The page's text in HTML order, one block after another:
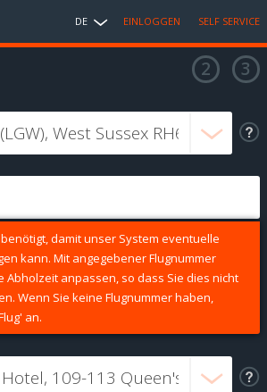
DE EINLOGGEN SELF SERVICE
damit unser System eventuelle
kann. Mit angegebener Flugnummer
Abholzeit anpassen, so dass Sie dies nicht
Wenn Sie keine Flugnummer haben,
an.